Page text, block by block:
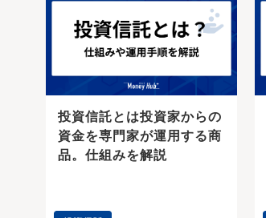
投資信託とは投資家からの
資金を専門家が運用する商
品。仕組みを解説